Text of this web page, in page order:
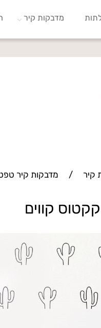
מדבקות קיר
קיר / מדבקות קיר
קווים